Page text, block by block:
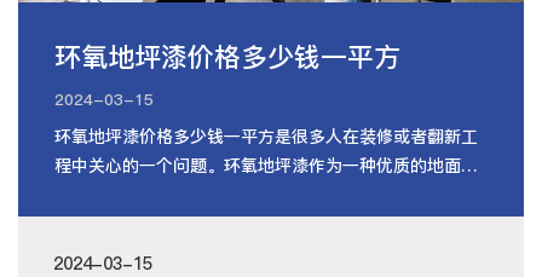
环氧地坪漆价格多少钱一平方
2024-03-15
环氧地坪漆价格多少钱一平方是很多人在装修或者翻新工
程中关心的一个问题。环氧地坪漆作为一种优质的地面涂
2024-03-15